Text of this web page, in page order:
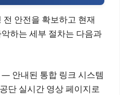
안전을 확보하고 현재
하는 세부 절차는 다음과
— 안내된 통합 링크 시스템
단 실시간 영상 페이지로